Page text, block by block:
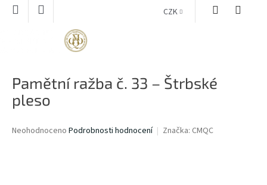
Přejít
CZK
Pamětní ražba č. 33 – Štrbské
pleso
Průměrné
Neohodnoceno Podrobnosti hodnocení Značka: CMQC